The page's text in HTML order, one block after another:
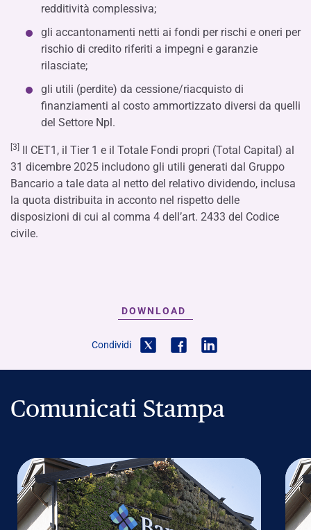
redditività complessiva;
gli accantonamenti netti ai fondi per rischi e oneri per
rischio di credito riferiti a impegni e garanzie
rilasciate;
gli utili (perdite) da cessione/riacquisto di
finanziamenti al costo ammortizzato diversi da quelli
del Settore Npl.
[3]
Il CET1, il Tier 1 e il Totale Fondi propri (Total Capital) al
31 dicembre 2025 includono gli utili generati dal Gruppo
Bancario a tale data al netto del relativo dividendo, inclusa
la quota distribuita in acconto nel rispetto delle
disposizioni di cui al comma 4 dell’art. 2433 del Codice
civile.
DOWNLOAD
Condividi
Comunicati Stampa